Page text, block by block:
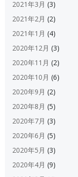
2021年3月 (3)
2021年2月 (2)
2021年1月 (4)
2020年12月 (3)
2020年11月 (2)
2020年10月 (6)
2020年9月 (2)
2020年8月 (5)
2020年7月 (3)
2020年6月 (5)
2020年5月 (3)
2020年4月 (9)